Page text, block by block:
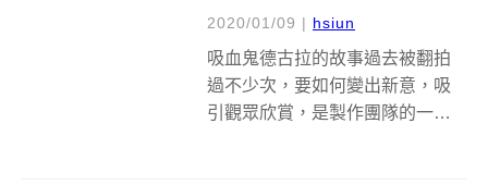
2020/01/09 | hsiun
吸血鬼德古拉的故事過去被翻拍
過不少次，要如何變出新意，吸
引觀眾欣賞，是製作團隊的一大